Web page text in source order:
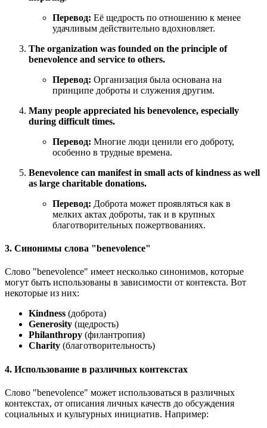
Перевод: Её щедрость по отношению к менее
удачливым действительно вдохновляет.
The organization was founded on the principle of
benevolence and service to others.
Перевод: Организация была основана на
принципе доброты и служения другим.
Many people appreciated his benevolence, especially
during difficult times.
Перевод: Многие люди ценили его доброту,
особенно в трудные времена.
Benevolence can manifest in small acts of kindness as well
as large charitable donations.
Перевод: Доброта может проявляться как в
мелких актах доброты, так и в крупных
благотворительных пожертвованиях.
3. Синонимы слова "benevolence"
Слово "benevolence" имеет несколько синонимов, которые
могут быть использованы в зависимости от контекста. Вот
некоторые из них:
Kindness (доброта)
Generosity (щедрость)
Philanthropy (филантропия)
Charity (благотворительность)
4. Использование в различных контекстах
Слово "benevolence" может использоваться в различных
контекстах, от описания личных качеств до обсуждения
социальных и культурных инициатив. Например: